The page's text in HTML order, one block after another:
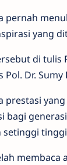
pernah
yang
di tulis
Pol. Dr.
prestasi
bagi
setinggi
membaca